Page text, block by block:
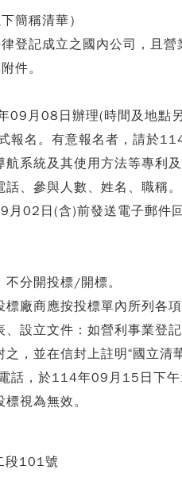
簡稱清華）
登記成立之國內公司，且營
件。
月08日辦理(時間及地點另
報名。有意報名者，請於
系統及其使用方法等專利
、參與人數、姓名、職稱
02日(含)前發送電子郵件
分開投標/開標。
廠商應按投標單內所列各
、設立文件：如營利事業登
之，並在信封上註明“國立
話，於114年09月15日下
視為無效。
段101號